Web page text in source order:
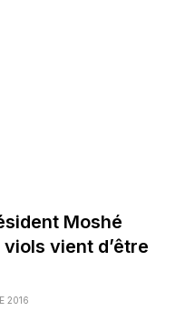
Moshé
vient d’être
2016